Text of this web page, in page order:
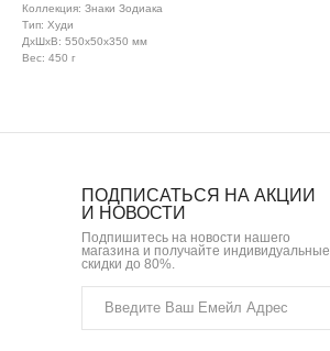
Коллекция: Знаки Зодиака
Тип: Худи
ДxШxВ: 550x50x350 мм
Вес: 450 г
ПОДПИСАТЬСЯ НА АКЦИИ
И НОВОСТИ
Подпишитесь на новости нашего
магазина и получайте индивидуальные
скидки до 80%.